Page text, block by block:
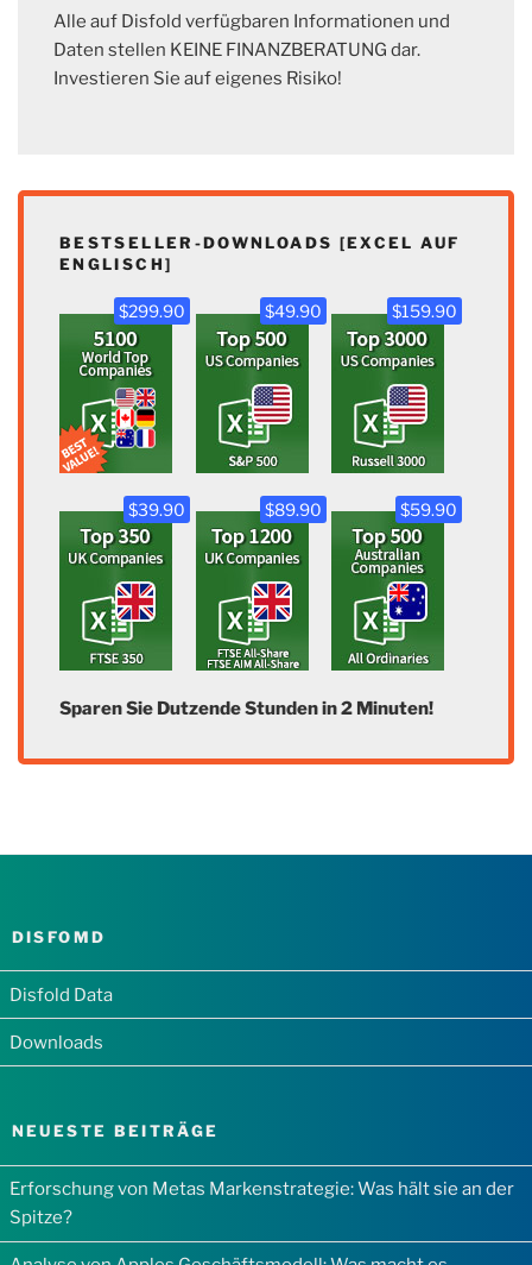
Alle auf Disfold verfügbaren Informationen und
Daten stellen KEINE FINANZBERATUNG dar.
Investieren Sie auf eigenes Risiko!
BESTSELLER-DOWNLOADS [EXCEL AUF
ENGLISCH]
$299.90 $49.90 $159.90
$39.90 $89.90 $59.90
Sparen Sie Dutzende Stunden in 2 Minuten!
DISFOMD
Disfold Data
Downloads
NEUESTE BEITRÄGE
Erforschung von Metas Markenstrategie: Was hält sie an der
Spitze?